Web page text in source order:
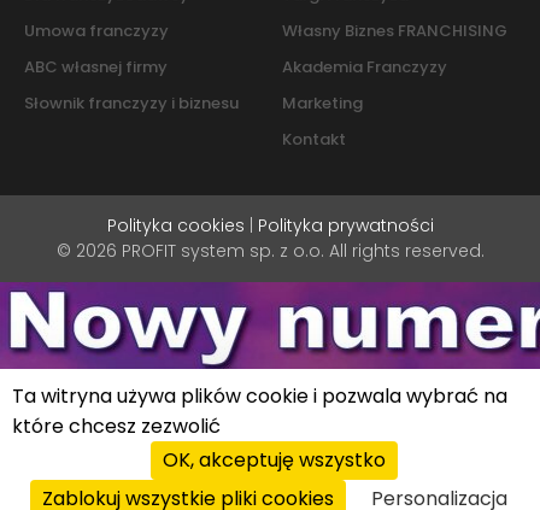
Umowa franczyzy
ABC własnej firmy
Słownik franczyzy i biznesu
Własny Biznes FRANCHISING
Akademia Franczyzy
Marketing
Kontakt
Polityka cookies | Polityka prywatności
© 2026 PROFIT system sp. z o.o. All rights reserved.
Ta witryna używa plików cookie i pozwala wybrać na
które chcesz zezwolić
OK, akceptuję wszystko
Zablokuj wszystkie pliki cookies
Personalizacja